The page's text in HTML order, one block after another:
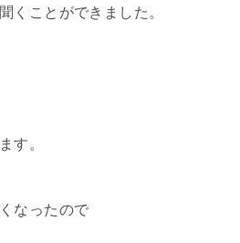
くことができました。
す。
なったので